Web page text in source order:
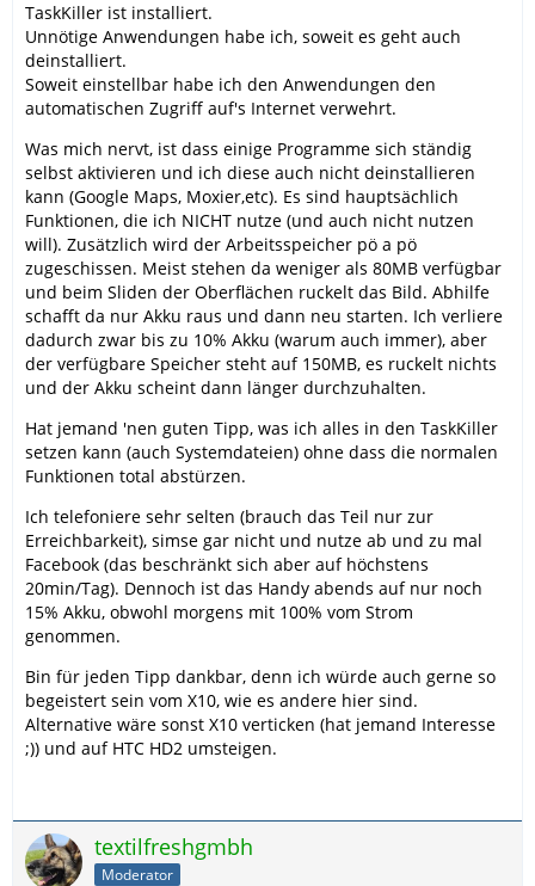
TaskKiller ist installiert.
Unnötige Anwendungen habe ich, soweit es geht auch
deinstalliert.
Soweit einstellbar habe ich den Anwendungen den
automatischen Zugriff auf's Internet verwehrt.
Was mich nervt, ist dass einige Programme sich ständig
selbst aktivieren und ich diese auch nicht deinstallieren
kann (Google Maps, Moxier,etc). Es sind hauptsächlich
Funktionen, die ich NICHT nutze (und auch nicht nutzen
will). Zusätzlich wird der Arbeitsspeicher pö a pö
zugeschissen. Meist stehen da weniger als 80MB verfügbar
und beim Sliden der Oberflächen ruckelt das Bild. Abhilfe
schafft da nur Akku raus und dann neu starten. Ich verliere
dadurch zwar bis zu 10% Akku (warum auch immer), aber
der verfügbare Speicher steht auf 150MB, es ruckelt nichts
und der Akku scheint dann länger durchzuhalten.
Hat jemand 'nen guten Tipp, was ich alles in den TaskKiller
setzen kann (auch Systemdateien) ohne dass die normalen
Funktionen total abstürzen.
Ich telefoniere sehr selten (brauch das Teil nur zur
Erreichbarkeit), simse gar nicht und nutze ab und zu mal
Facebook (das beschränkt sich aber auf höchstens
20min/Tag). Dennoch ist das Handy abends auf nur noch
15% Akku, obwohl morgens mit 100% vom Strom
genommen.
Bin für jeden Tipp dankbar, denn ich würde auch gerne so
begeistert sein vom X10, wie es andere hier sind.
Alternative wäre sonst X10 verticken (hat jemand Interesse
;)) und auf HTC HD2 umsteigen.
textilfreshgmbh
Moderator